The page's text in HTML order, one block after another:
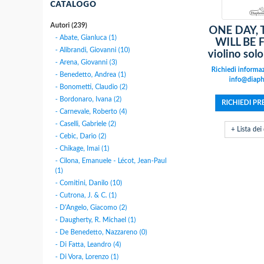
ONE DAY,
WILL BE
violino
Richiedi
+ Lista dei
CATALOGO
Autori (239)
- Abate, Gianluca (1)
- Alibrandi, Giovanni (10)
- Arena, Giovanni (3)
- Benedetto, Andrea (1)
- Bonometti, Claudio (2)
- Bordonaro, Ivana (2)
- Carnevale, Roberto (4)
- Caselli, Gabriele (2)
- Cebic, Dario (2)
- Chikage, Imai (1)
- Cilona, Emanuele - Lécot, Jean-Paul
(1)
- Comitini, Danilo (10)
- Cutrona, J. & C. (1)
- D'Angelo, Giacomo (2)
- Daugherty, R. Michael (1)
- De Benedetto, Nazzareno (0)
- Di Fatta, Leandro (4)
- Di Vora, Lorenzo (1)